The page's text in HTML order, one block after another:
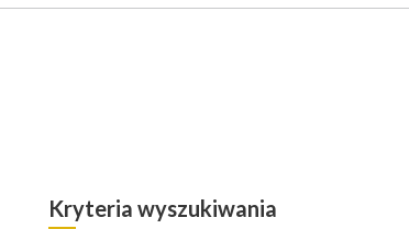
Kryteria wyszukiwania